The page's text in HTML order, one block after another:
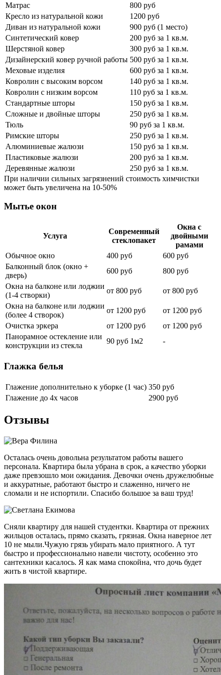
Матрас
800 руб
Кресло из натуральной кожи
1200 руб
Диван из натуральной кожи
900 руб (1 место)
Синтетический ковер
200 руб за 1 кв.м.
Шерстяной ковер
300 руб за 1 кв.м.
Дизайнерский ковер ручной работы 500 руб за 1 кв.м.
Меховые изделия
600 руб за 1 кв.м.
Ковролин с высоким ворсом
140 руб за 1 кв.м.
Ковролин с низким ворсом
110 руб за 1 кв.м.
Стандартные шторы
150 руб за 1 кв.м.
Сложные и двойные шторы
250 руб за 1 кв.м.
Тюль
90 руб за 1 кв.м.
Римские шторы
250 руб за 1 кв.м.
Алюминиевые жалюзи
150 руб за 1 кв.м.
Пластиковые жалюзи
200 руб за 1 кв.м.
Деревянные жалюзи
250 руб за 1 кв.м.
При наличии сильных загрязнений стоимость химчистки
может быть увеличена на 10-50%
Мытье окон
Услуга
Современный
стеклопакет
Окна с
двойными
рамами
Обычное окно
400 руб
600 руб
Балконный блок (окно +
дверь)
600 руб
800 руб
Окна на балконе или лоджии
(1-4 створки)
от 800 руб
от 800 руб
Окна на балконе или лоджии
(более 4 створок)
от 1200 руб
от 1200 руб
Очистка эркера
от 1200 руб
от 1200 руб
Панорамное остекление или
конструкции из стекла
90 руб 1м2 -
Глажка белья
Глажение дополнительно к уборке (1 час) 350 руб
Глажение до 4х часов
2900 руб
Отзывы
Осталась очень довольна результатом работы вашего
персонала. Квартира была убрана в срок, а качество уборки
даже превзошло мои ожидания. Девочки очень дружелюбные
и аккуратные, работают быстро и слаженно, ничего не
сломали и не испортили. Спасибо большое за ваш труд!
Сняли квартиру для нашей студентки. Квартира от прежних
жильцов осталась, прямо сказать, грязная. Окна наверное лет
10 не мыли.Чужую грязь убирать мало приятного. А тут
быстро и профессионально навели чистоту, особенно это
сантехники касалось. Я как мама спокойна, что дочь будет
жить в чистой квартире.